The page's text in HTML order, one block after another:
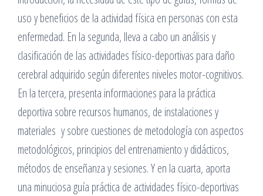
uso y beneficios de la actividad física en personas con esta
enfermedad. En la segunda, lleva a cabo un análisis y
clasificación de las actividades físico-deportivas para daño
cerebral adquirido según diferentes niveles motor-cognitivos.
En la tercera, presenta informaciones para la práctica
deportiva sobre recursos humanos, de instalaciones y
materiales y sobre cuestiones de metodología con aspectos
metodológicos, principios del entrenamiento y didácticos,
métodos de enseñanza y sesiones. Y en la cuarta, aporta
una minuciosa guía práctica de actividades físico-deportivas